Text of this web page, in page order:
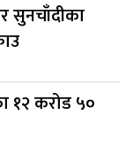
सुनचाँदीका
१२ करोड ५०